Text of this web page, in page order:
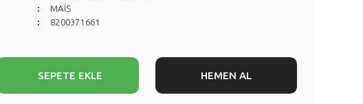
MAİS
8200371661
SEPETE EKLE HEMEN AL